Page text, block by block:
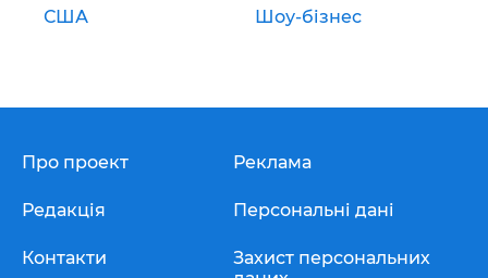
США Шоу-бізнес
Про проект
Редакція
Контакти
Реклама
Персональні дані
Захист персональних